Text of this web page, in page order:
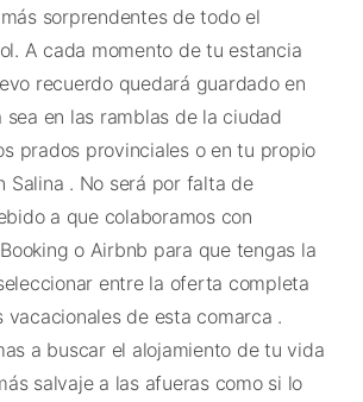
sorprendentes de todo el
A cada momento de tu estancia
recuerdo quedará guardado en
sea en las ramblas de la ciudad
prados provinciales o en tu propio
Salina . No será por falta de
a que colaboramos con
o Airbnb para que tengas la
entre la oferta completa
vacacionales de esta comarca .
a buscar el alojamiento de tu vida
salvaje a las afueras como si lo